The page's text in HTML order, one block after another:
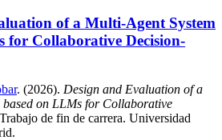
of a Multi-Agent System
for Collaborative Decision-
. (2026). Design and Evaluation of a
based on LLMs for Collaborative
de fin de carrera. Universidad